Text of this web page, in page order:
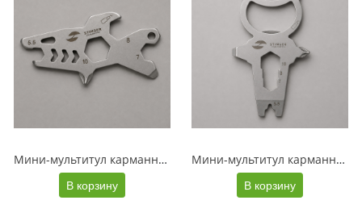
Мини-мультитул карманный Stinger, 60 x 31 мм, 5 функций, акула, нержавеющая сталь, серебристый, в блистере
В корзину
Мини-мультитул карманный Stinger, 68 x 41 мм, 7 функций, космонавт, нержавеющая сталь, серебристый, в блистере
В корзину